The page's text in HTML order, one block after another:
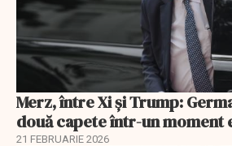
Merz, între Xi și Trump:
două capete într-un moment
21 FEBRUARIE 2026